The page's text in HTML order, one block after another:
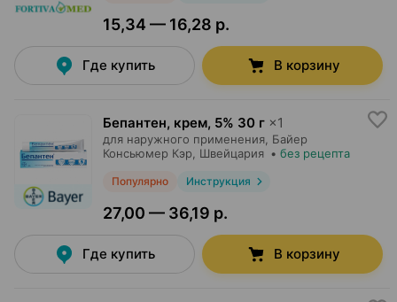
15,34 — 16,28 р.
Где купить В корзину
Бепантен, крем, 5% 30 г ×1
для наружного применения, Байер
Консьюмер Кэр , Швейцария • без рецепта
Популярно Инструкция
27,00 — 36,19 р.
Где купить В корзину